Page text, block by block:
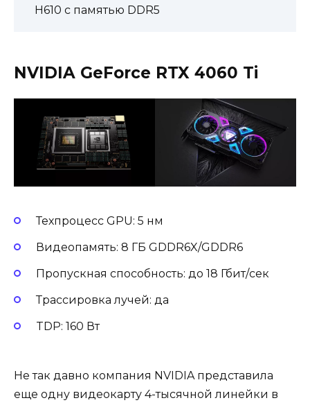
H610 с памятью DDR5
NVIDIA GeForce RTX 4060 Ti
Техпроцесс GPU: 5 нм
Видеопамять: 8 ГБ GDDR6X/GDDR6
Пропускная способность: до 18 Гбит/сек
Трассировка лучей: да
TDP: 160 Вт
Не так давно компания NVIDIA представила
еще одну видеокарту 4-тысячной линейки в